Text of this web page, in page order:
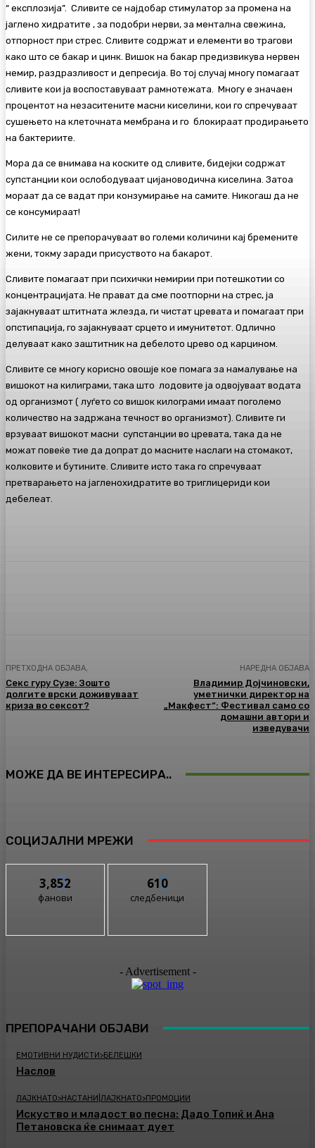
“ експлозија”. Сливите се најдобар стимулатор за промена на
јаглено хидратите , за подобри нерви, за ментална свежина,
отпорност при стрес. Сливите содржат и елементи во трагови
како што се бакар и цинк. Вишок на бакар предизвикува нервен
немир, раздразливост и депресија. Во тој случај многу помагаат
сливите кои ја воспоставуваат рамнотежата. Многу е значаен
процентот на незаситените масни киселини, кои го спречуваат
сушењето на клеточната мембрана и го блокираат продирањето
на бактериите.
Мора да се внимава на коските од сливите, бидејки содржат
супстанции кои ослободуваат цијановодична киселина. Затоа
мораат да се вадат при конзумирање на самите. Никогаш да не
се консумираат!
Силите не се препорачуваат во големи количини кај бремените
жени, токму заради присуството на бакарот.
Сливите помагаат при психички немирии при потешкотии со
концентрацијата. Не прават да сме поотпорни на стрес, ја
зајакнуваат штитната жлезда, ги чистат цревата и помагаат при
опстипација, го зајакнуваат срцето и имунитетот. Одлично
делуваат како заштитник на дебелото црево од карцином.
Сливите се многу корисно овошје кое помага за намалување на
вишокот на килиграми, така што лодовите ја одвојуваат водата
од организмот ( луѓето со вишок килограми имаат поголемо
количество на задржана течност во организмот). Сливите ги
врзуваат вишокот масни супстанции во цревата, така да не
можат повеќе тие да допрат до масните наслаги на стомакот,
колковите и бутините. Сливите исто така го спречуваат
претварањето на јагленохидратите во триглицериди кои
дебелеат.
ПРЕТХОДНА ОБЈАВА,
Секс гуру Сузе: Зошто
долгите врски доживуваат
криза во сексот?
НАРЕДНА ОБЈАВА
Владимир Дојчиновски,
уметнички директор на
„Макфест“: Фестивал само со
домашни автори и
изведувачи
МОЖЕ ДА ВЕ ИНТЕРЕСИРА..
СОЦИЈАЛНИ МРЕЖИ
3,852
фанови
610
следбеници
- Advertisement -
ПРЕПОРАЧАНИ ОБЈАВИ
ЕМОТИВНИ НУДИСТИ>БЕЛЕШКИ
Наслов
ЛАЈКНАТО>НАСТАНИ|ЛАЈКНАТО>ПРОМОЦИИ
Искуство и младост во песна: Дадо Топиќ и Ана
Петановска ќе снимаат дует